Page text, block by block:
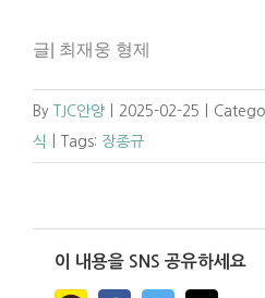
글| 최재웅 형제
By TJC안양 2025-02-25
식
Tags: 장종규
이 내용을 SNS 공유하세요